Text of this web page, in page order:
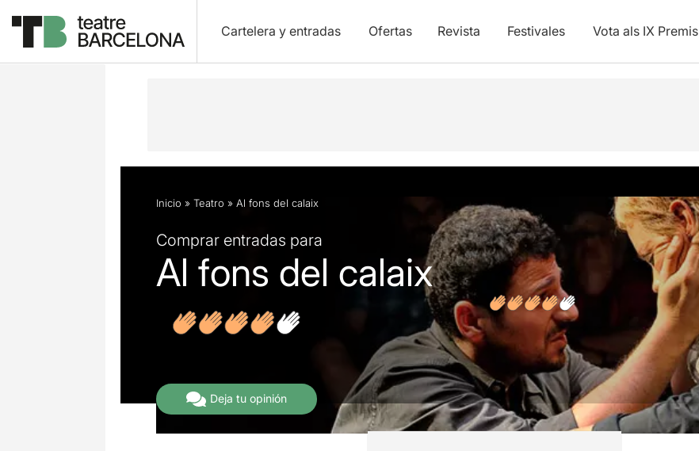
Cartelera y entradas Ofertas Revista Festivales Vota als IX Premis
Descripción Ficha artística Fotos y vídeos Opiniones
Inicio » Teatro » Al fons del calaix
Comprar entradas para
Al fons del calaix
Deja tu opinión